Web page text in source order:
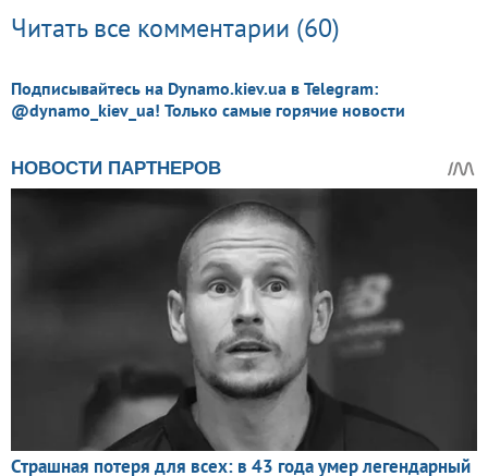
Читать все комментарии (60)
Подписывайтесь на Dynamo.kiev.ua в Telegram:
@dynamo_kiev_ua! Только самые горячие новости